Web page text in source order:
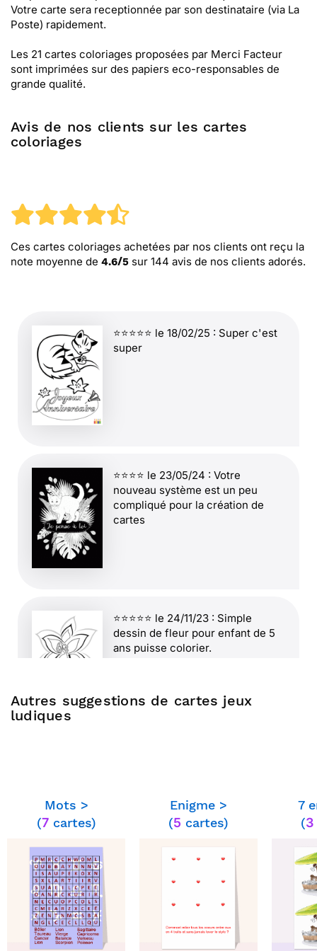
Votre carte sera receptionnée par son destinataire (via La
Poste) rapidement.
Les 21 cartes coloriages proposées par Merci Facteur
sont imprimées sur des papiers eco-responsables de
grande qualité.
Avis de nos clients sur les cartes
coloriages
Ces cartes coloriages achetées par nos clients ont reçu la
note moyenne de 4.6/5 sur 144 avis de nos clients adorés.
⭐⭐⭐⭐⭐ le 18/02/25 : Super c'est
super
⭐⭐⭐⭐ le 23/05/24 : Votre
nouveau système est un peu
compliqué pour la création de
cartes
⭐⭐⭐⭐⭐ le 24/11/23 : Simple
dessin de fleur pour enfant de 5
ans puisse colorier.
⭐⭐⭐⭐⭐ le 07/02/22 : J'adore le principe
que les enfants puissent colorier la carte
après. très ludique !
Autres suggestions de cartes jeux
ludiques
Mots >
(7cartes)
Enigme >
(5 cartes)
7
(3